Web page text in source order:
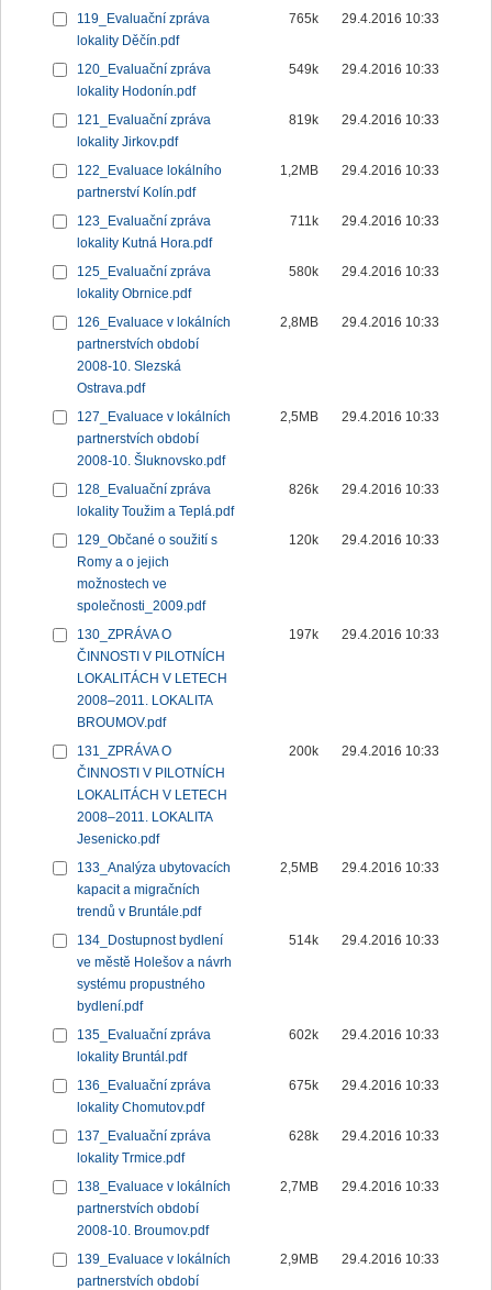
119_Evaluační zpráva
lokality Děčín.pdf
765k 29.4.2016 10:33
120_Evaluační zpráva
lokality Hodonín.pdf
549k 29.4.2016 10:33
121_Evaluační zpráva
lokality Jirkov.pdf
819k 29.4.2016 10:33
122_Evaluace lokálního
partnerství Kolín.pdf
1,2MB 29.4.2016 10:33
123_Evaluační zpráva
lokality Kutná Hora.pdf
711k 29.4.2016 10:33
125_Evaluační zpráva
lokality Obrnice.pdf
580k 29.4.2016 10:33
126_Evaluace v lokálních
partnerstvích období
2008-10. Slezská
Ostrava.pdf
2,8MB 29.4.2016 10:33
127_Evaluace v lokálních
partnerstvích období
2008-10. Šluknovsko.pdf
2,5MB 29.4.2016 10:33
128_Evaluační zpráva
lokality Toužim a Teplá.pdf
826k 29.4.2016 10:33
129_Občané o soužití s
Romy a o jejich
možnostech ve
společnosti_2009.pdf
120k 29.4.2016 10:33
130_ZPRÁVA O
ČINNOSTI V PILOTNÍCH
LOKALITÁCH V LETECH
2008–2011. LOKALITA
BROUMOV.pdf
197k 29.4.2016 10:33
131_ZPRÁVA O
ČINNOSTI V PILOTNÍCH
LOKALITÁCH V LETECH
2008–2011. LOKALITA
Jesenicko.pdf
200k 29.4.2016 10:33
133_Analýza ubytovacích
kapacit a migračních
trendů v Bruntále.pdf
2,5MB 29.4.2016 10:33
134_Dostupnost bydlení
ve městě Holešov a návrh
systému propustného
bydlení.pdf
514k 29.4.2016 10:33
135_Evaluační zpráva
lokality Bruntál.pdf
602k 29.4.2016 10:33
136_Evaluační zpráva
lokality Chomutov.pdf
675k 29.4.2016 10:33
137_Evaluační zpráva
lokality Trmice.pdf
628k 29.4.2016 10:33
138_Evaluace v lokálních
partnerstvích období
2008-10. Broumov.pdf
2,7MB 29.4.2016 10:33
139_Evaluace v lokálních
partnerstvích období
2,9MB 29.4.2016 10:33